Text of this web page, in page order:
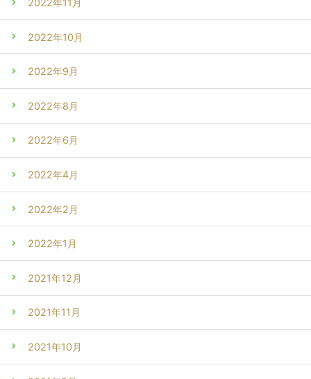
2022年11月
2022年10月
2022年9月
2022年8月
2022年6月
2022年4月
2022年2月
2022年1月
2021年12月
2021年11月
2021年10月